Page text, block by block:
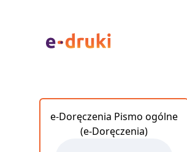
e-Doręczenia Pismo ogólne
(e-Doręczenia)